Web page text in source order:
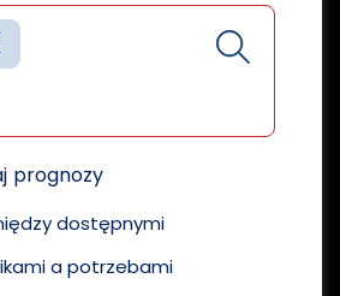
prognozy
dostępnymi
a potrzebami